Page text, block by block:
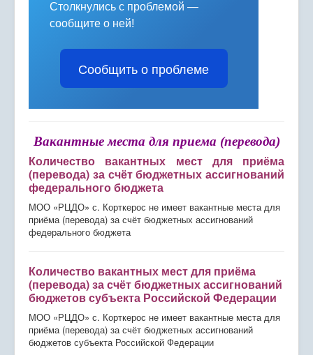
Охрана труда
ГИС "Электронное образование"
Психолого-педагогическое сопровождение
Муниципальный опорный центр ДО
Профилактика вирусных заболеваний
Дистанционное обучение
Экостанция
Успех каждого ребенка
Родителям
Сведения об организации отдыха детей и их
Столкнулись с проблемой —
сообщите о ней!
Сообщить о проблеме
Вакантные места для приема (перевода)
Количество вакантных мест для приёма
(перевода) за счёт бюджетных ассигнований
федерального бюджета
МОО «РЦДО» с. Корткерос не имеет вакантные места для
приёма (перевода) за счёт бюджетных ассигнований
федерального бюджета
Количество вакантных мест для приёма
(перевода) за счёт бюджетных ассигнований
бюджетов субъекта Российской Федерации
МОО «РЦДО» с. Корткерос не имеет вакантные места для
приёма (перевода) за счёт бюджетных ассигнований
бюджетов субъекта Российской Федерации